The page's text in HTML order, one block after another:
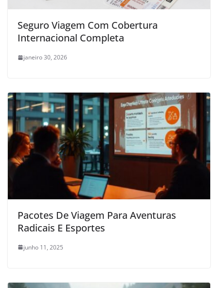
Seguro Viagem Com Cobertura
Internacional Completa
janeiro 30, 2026
Pacotes De Viagem Para Aventuras
Radicais E Esportes
junho 11, 2025